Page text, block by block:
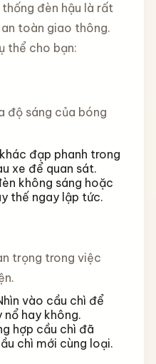
đèn hậu là rất
toàn giao thông.
thể cho bạn:
độ sáng của bóng
đạp phanh trong
xe để quan sát.
không sáng hoặc
thế ngay lập tức.
trọng trong việc
vào cầu chì để
hay không.
hợp cầu chì đã
chì mới cùng loại.